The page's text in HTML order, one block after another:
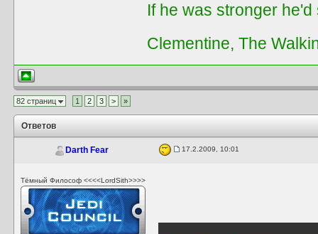
If he was stronger
Clementine, The
82 страниц 1 2 3 > »
Ответов
Darth Fear 17.2.2009, 10:01
Тёмный Философ <<<<LordSith>>>>